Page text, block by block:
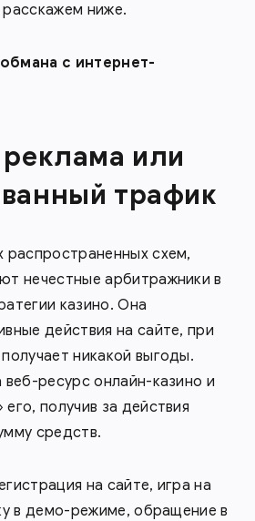
ниже.
с интернет-
или
трафик
схем,
нечестные арбитражники в
казино. Она
действия на сайте, при
никакой выгоды.
веб-ресурс онлайн-казино и
получив за действия
средств.
на сайте, игра на
в демо-режиме, обращение в